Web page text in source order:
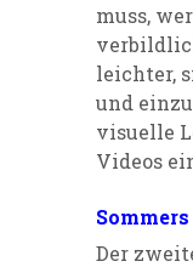
muss,
leichter,
und
visuelle
Videos
Der